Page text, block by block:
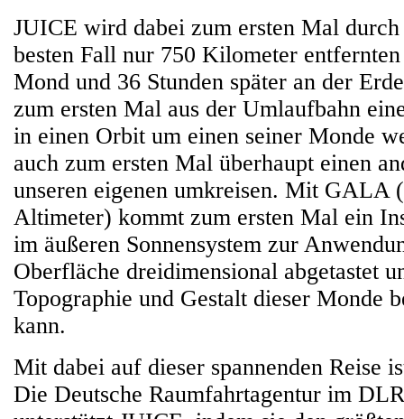
JUICE wird dabei zum ersten Mal
besten Fall nur 750 Kilometer
Mond und 36 Stunden später an der
zum ersten Mal aus der Umlaufbahn
in einen Orbit um einen seiner Monde
auch zum ersten Mal überhaupt einen
unseren eigenen umkreisen. Mit GALA
Altimeter) kommt zum ersten Mal ein
im äußeren Sonnensystem zur
Oberfläche dreidimensional abgetastet
Topographie und Gestalt dieser Monde
kann.
Mit dabei auf dieser spannenden Reise
Die Deutsche Raumfahrtagentur im